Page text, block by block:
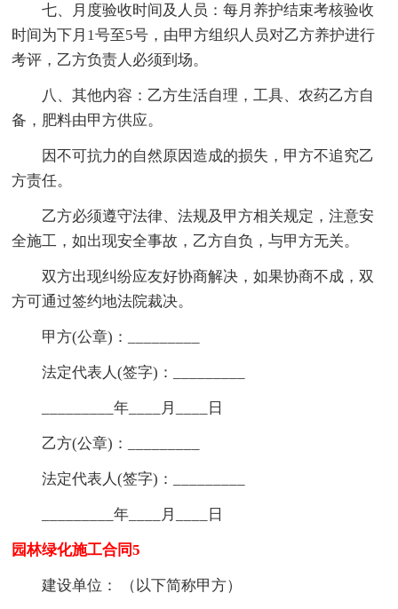
七、月度验收时间及人员：每月养护结束考核验收
时间为下月1号至5号，由甲方组织人员对乙方养护进行
考评，乙方负责人必须到场。
八、其他内容：乙方生活自理，工具、农药乙方自
备，肥料由甲方供应。
因不可抗力的自然原因造成的损失，甲方不追究乙
方责任。
乙方必须遵守法律、法规及甲方相关规定，注意安
全施工，如出现安全事故，乙方自负，与甲方无关。
双方出现纠纷应友好协商解决，如果协商不成，双
方可通过签约地法院裁决。
甲方(公章)：_________
法定代表人(签字)：_________
_________年____月____日
乙方(公章)：_________
法定代表人(签字)：_________
_________年____月____日
园林绿化施工合同5
建设单位： （以下简称甲方）